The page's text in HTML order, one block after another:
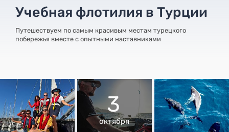
Учебная флотилия в Турции
Путешествуем по самым красивым местам турецкого
побережья вместе с опытными наставниками
3
октября